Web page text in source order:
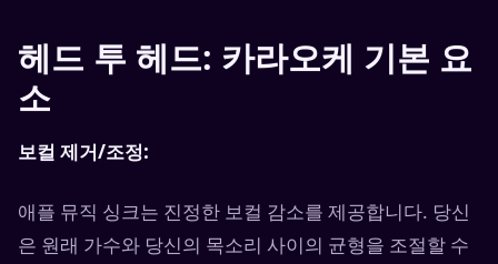
헤드 투 헤드: 카라오케 기본 요
소
보컬 제거/조정:
애플 뮤직 싱크는 진정한 보컬 감소를 제공합니다. 당신
은 원래 가수와 당신의 목소리 사이의 균형을 조절할 수